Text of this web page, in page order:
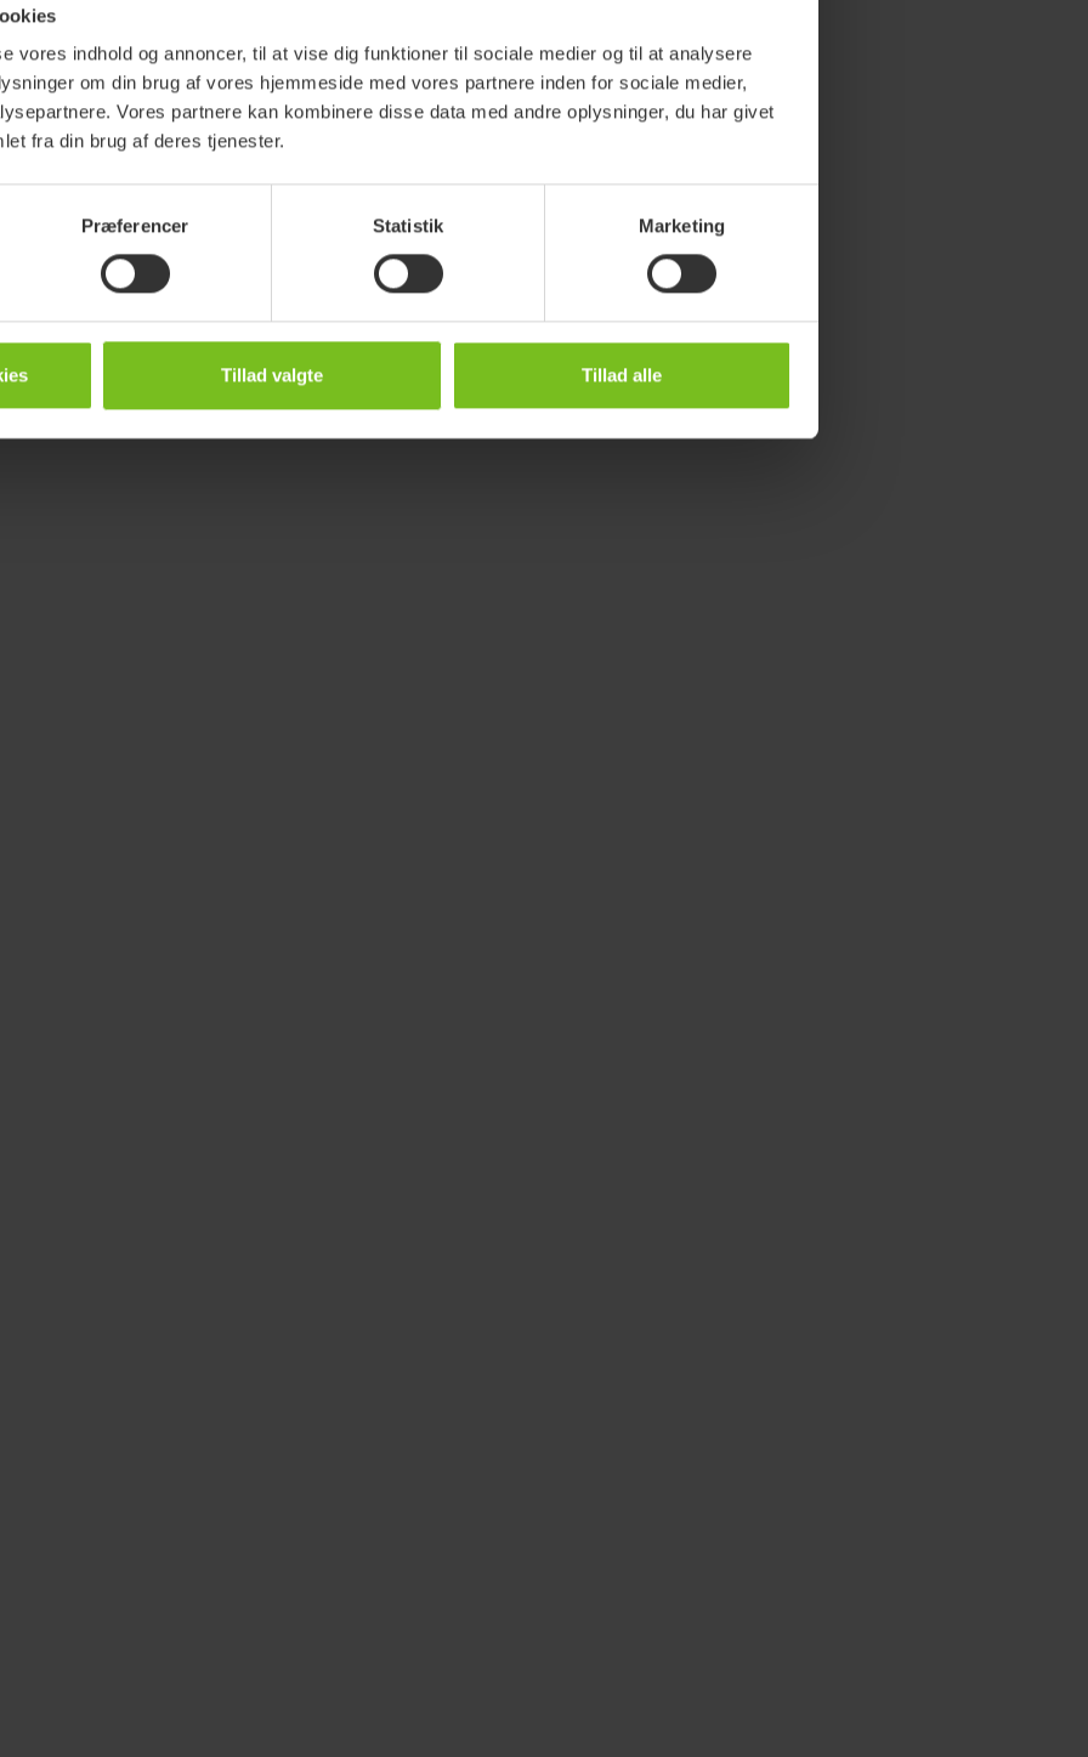
vores indhold og annoncer, til at vise dig funktioner til sociale medier og til at analysere
om din brug af vores hjemmeside med vores partnere inden for sociale medier,
Vores partnere kan kombinere disse data med andre oplysninger, du har givet
fra din brug af deres tjenester.
Præferencer Statistik Marketing
Tillad valgte Tillad alle